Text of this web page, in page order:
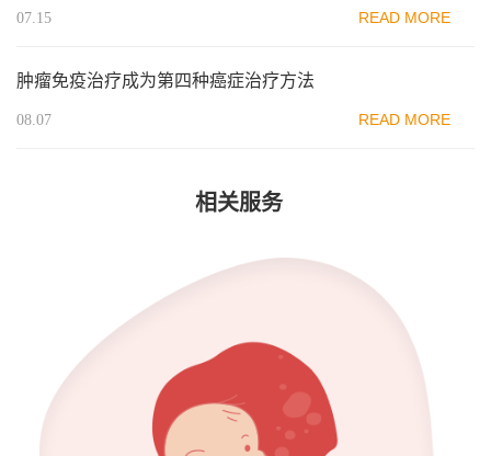
07.15 READ MORE
肿瘤免疫治疗成为第四种癌症治疗方法
08.07 READ MORE
相关服务